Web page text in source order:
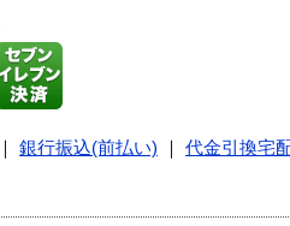
銀行振込(前払い) 代金引換宅